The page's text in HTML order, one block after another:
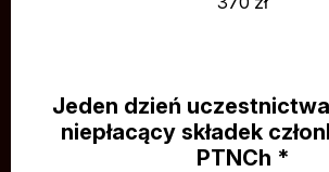
Jeden dzień
niepłacący składek
PTNCh *